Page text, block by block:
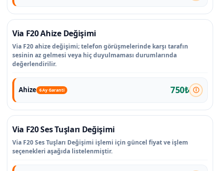
Via F20 Ahize Değişimi
Via F20 ahize değişimi; telefon görüşmelerinde karşı tarafın
sesinin az gelmesi veya hiç duyulmaması durumlarında
değerlendirilir.
Ahize 6 Ay Garanti 750₺
Via F20 Ses Tuşları Değişimi
Via F20 Ses Tuşları Değişimi işlemi için güncel fiyat ve işlem
seçenekleri aşağıda listelenmiştir.